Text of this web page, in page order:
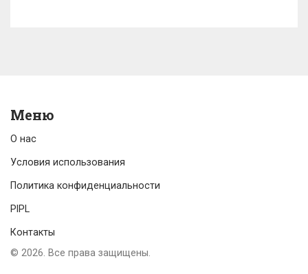
Меню
О нас
Условия использования
Политика конфиденциальности
PIPL
Контакты
© 2026. Все права защищены.